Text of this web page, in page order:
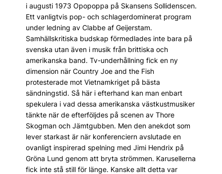
i augusti 1973 Opopoppa på Skansens Sollidenscen.
Ett vanligtvis pop- och schlagerdominerat program
under ledning av Clabbe af Geijerstam.
Samhällskritiska budskap förmedlades inte bara på
svenska utan även i musik från brittiska och
amerikanska band. Tv-underhållning fick en ny
dimension när Country Joe and the Fish
protesterade mot Vietnamkriget på bästa
sändningstid. Så här i efterhand kan man enbart
spekulera i vad dessa amerikanska västkustmusiker
tänkte när de efterföljdes på scenen av Thore
Skogman och Jämtgubben. Men den anekdot som
lever starkast är när konferenciern avslutade en
ovanligt inspirerad spelning med Jimi Hendrix på
Gröna Lund genom att bryta strömmen. Karusellerna
fick inte stå still för länge. Kanske allt detta var